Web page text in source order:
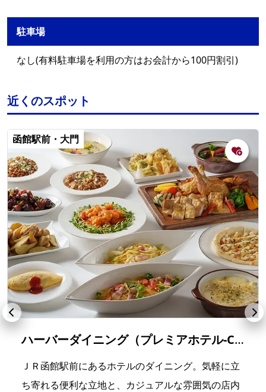
駐車場
なし(有料駐車場を利用の方はお会計から100円割引)
近くのスポット
函館駅前・大門
ハーバーダイニング（プレミアホテル-CABIN PRESIDENT-函館）
ＪＲ函館駅前にあるホテルのダイニング。気軽に立
ち寄れる便利な立地と、カジュアルな雰囲気の店内